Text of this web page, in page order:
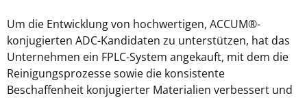
Um die Entwicklung von hochwertigen, ACCUM®-
konjugierten ADC-Kandidaten zu unterstützen, hat das
Unternehmen ein FPLC-System angekauft, mit dem die
Reinigungsprozesse sowie die konsistente
Beschaffenheit konjugierter Materialien verbessert und